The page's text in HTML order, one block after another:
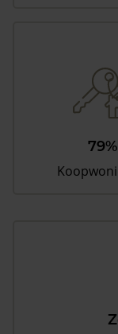
79%